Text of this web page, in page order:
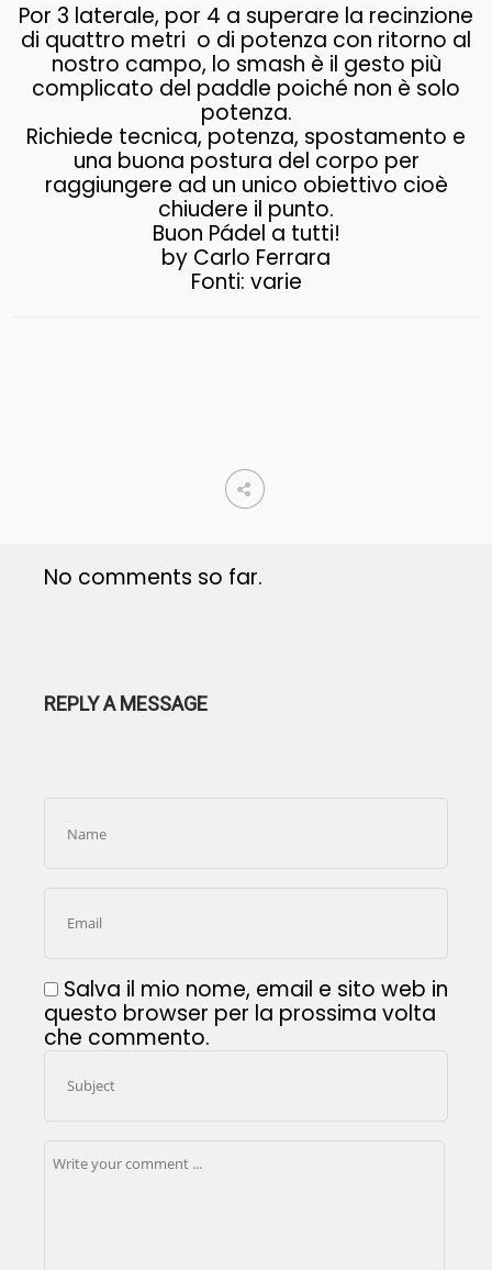
Por 3 laterale, por 4 a superare la recinzione
di quattro metri o di potenza con ritorno al
nostro campo, lo smash è il gesto più
complicato del paddle poiché non è solo
potenza.
Richiede tecnica, potenza, spostamento e
una buona postura del corpo per
raggiungere ad un unico obiettivo cioè
chiudere il punto.
Buon Pádel a tutti!
by Carlo Ferrara
Fonti: varie
No comments so far.
REPLY A MESSAGE
Salva il mio nome, email e sito web in
questo browser per la prossima volta
che commento.